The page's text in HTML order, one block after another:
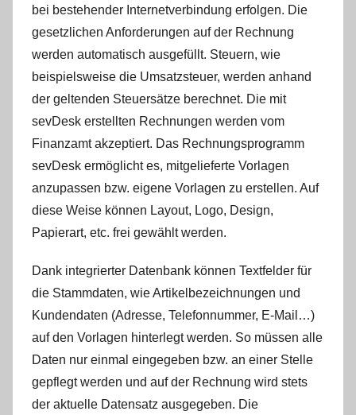
bei bestehender Internetverbindung erfolgen. Die
gesetzlichen Anforderungen auf der Rechnung
werden automatisch ausgefüllt. Steuern, wie
beispielsweise die Umsatzsteuer, werden anhand
der geltenden Steuersätze berechnet. Die mit
sevDesk erstellten Rechnungen werden vom
Finanzamt akzeptiert. Das Rechnungsprogramm
sevDesk ermöglicht es, mitgelieferte Vorlagen
anzupassen bzw. eigene Vorlagen zu erstellen. Auf
diese Weise können Layout, Logo, Design,
Papierart, etc. frei gewählt werden.
Dank integrierter Datenbank können Textfelder für
die Stammdaten, wie Artikelbezeichnungen und
Kundendaten (Adresse, Telefonnummer, E-Mail…)
auf den Vorlagen hinterlegt werden. So müssen alle
Daten nur einmal eingegeben bzw. an einer Stelle
gepflegt werden und auf der Rechnung wird stets
der aktuelle Datensatz ausgegeben. Die